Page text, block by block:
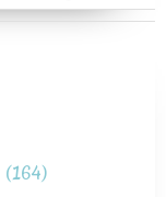
(164)